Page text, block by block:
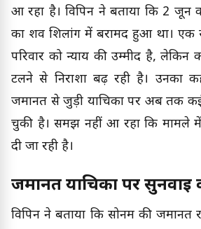
आ रहा है। विपिन ने बताया कि 2 जून
का शव शिलांग में बरामद हुआ था। एक
परिवार को न्याय की उम्मीद है, लेकिन
टलने से निराशा बढ़ रही है। उनका
जमानत से जुड़ी याचिका पर अब तक
चुकी है। समझ नहीं आ रहा कि मामले में
दी जा रही है।
जमानत याचिका पर सुनवाई
विपिन ने बताया कि सोनम की जमानत